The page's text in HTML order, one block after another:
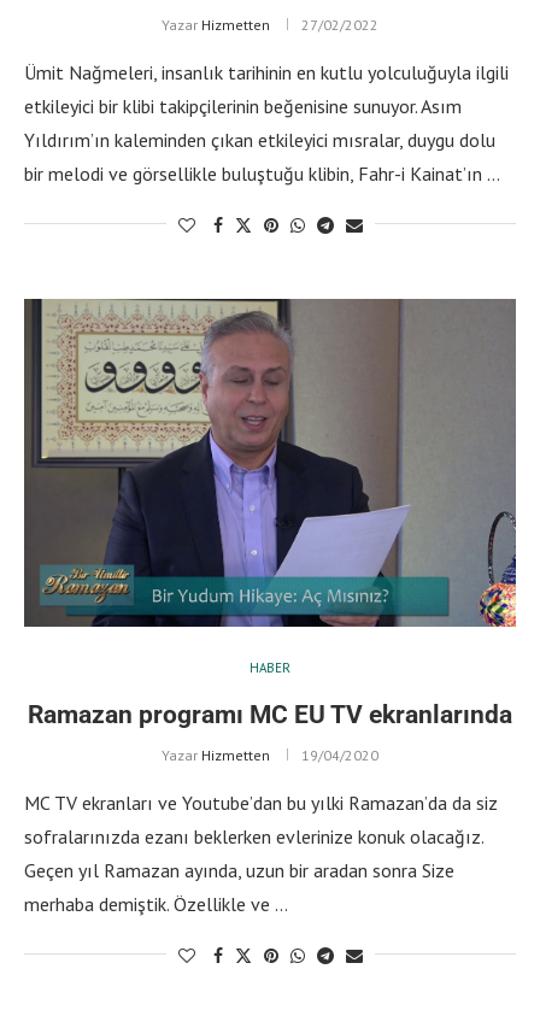
Yazar Hizmetten 27/02/2022
Ümit Nağmeleri, insanlık tarihinin en kutlu yolculuğuyla ilgili
etkileyici bir klibi takipçilerinin beğenisine sunuyor. Asım
Yıldırım’ın kaleminden çıkan etkileyici mısralar, duygu dolu
bir melodi ve görsellikle buluştuğu klibin, Fahr-i Kainat’ın …
HABER
Ramazan programı MC EU TV ekranlarında
Yazar Hizmetten 19/04/2020
MC TV ekranları ve Youtube’dan bu yılki Ramazan’da da siz
sofralarınızda ezanı beklerken evlerinize konuk olacağız.
Geçen yıl Ramazan ayında, uzun bir aradan sonra Size
merhaba demiştik. Özellikle ve …